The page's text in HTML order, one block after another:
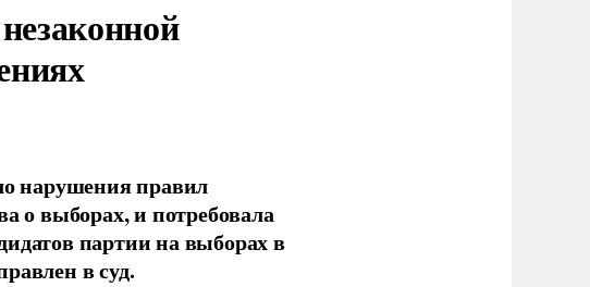
нарушения правил
о выборах, и потребовала
партии на выборах в
в суд.